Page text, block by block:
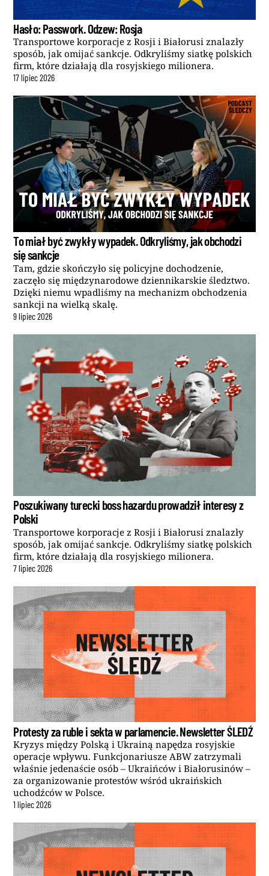
Hasło: Passwork. Odzew: Rosja
Transportowe korporacje z Rosji i Białorusi znalazły
sposób, jak omijać sankcje. Odkryliśmy siatkę polskich
firm, które działają dla rosyjskiego milionera.
17lipiec2026
To miał być zwykły wypadek. Odkryliśmy, jak obchodzi
się sankcje
Tam, gdzie skończyło się policyjne dochodzenie,
zaczęło się międzynarodowe dziennikarskie śledztwo.
Dzięki niemu wpadliśmy na mechanizm obchodzenia
sankcji na wielką skalę.
9lipiec2026
Poszukiwany turecki boss hazardu prowadził interesy z
Polski
Transportowe korporacje z Rosji i Białorusi znalazły
sposób, jak omijać sankcje. Odkryliśmy siatkę polskich
firm, które działają dla rosyjskiego milionera.
7lipiec2026
Protesty za ruble i sekta w parlamencie. Newsletter ŚLEDŹ
Kryzys między Polską i Ukrainą napędza rosyjskie
operacje wpływu. Funkcjonariusze ABW zatrzymali
właśnie jedenaście osób – Ukraińców i Białorusinów –
za organizowanie protestów wśród ukraińskich
uchodźców w Polsce.
1 lipiec2026